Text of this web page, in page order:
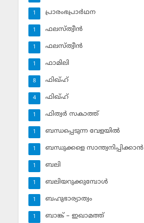
പ്രാരംഭപ്രാര്‍ഥന
1
ഫലസ്ത്വീൻ
1
ഫലസ്ത്വീൻ
1
ഫാമിലി
1
ഫിഖ്ഹ്
8
ഫിഖ്ഹ്‌
4
ഫിത്വര്‍ സകാത്ത്‌
1
ബന്ധപ്പെടുന്ന വേളയില്‍
1
ബന്ധുക്കളെ സാന്ത്വനിപ്പിക്കാന്‍
1
ബലി
1
ബലിയറുക്കുമ്പോള്‍
1
ബഹുഭാര്യാത്വം
1
ബാങ്ക് – ഇഖാമത്ത്
1